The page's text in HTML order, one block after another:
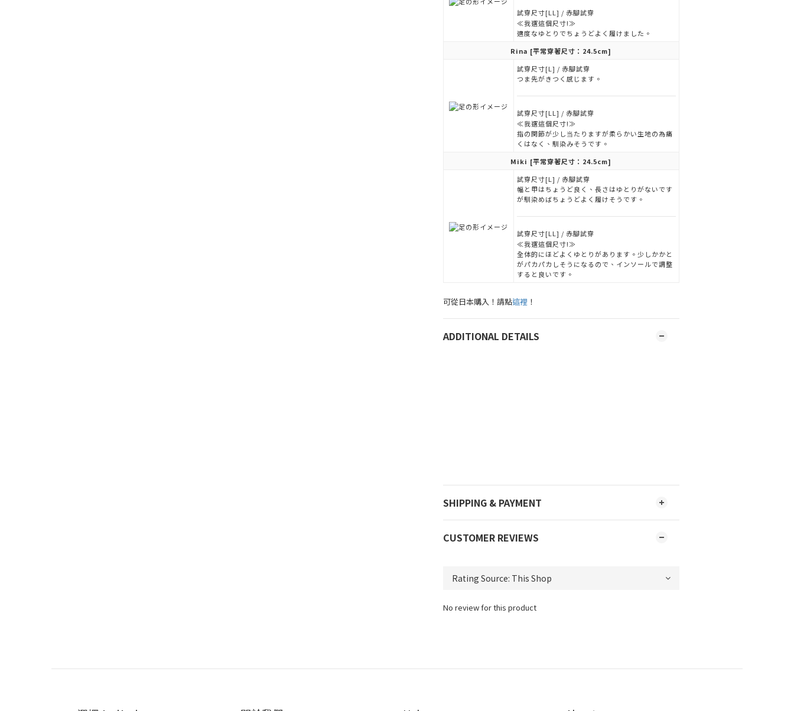
試穿尺寸[LL] / 赤腳試穿
≪我選這個尺寸!≫
適度なゆとりでちょうどよく履けました。
Rina [平常穿著尺寸：24.5cm]
試穿尺寸[L] / 赤腳試穿
つま先がきつく感じます。
試穿尺寸[LL] / 赤腳試穿
≪我選這個尺寸!≫
指の関節が少し当たりますが柔らかい生地の為痛
くはなく、馴染みそうです。
Miki [平常穿著尺寸：24.5cm]
試穿尺寸[L] / 赤腳試穿
幅と甲はちょうど良く、長さはゆとりがないです
が馴染めばちょうどよく履けそうです。
試穿尺寸[LL] / 赤腳試穿
≪我選這個尺寸!≫
全体的にほどよくゆとりがあります。少しかかと
がパカパカしそうになるので、インソールで調整
すると良いです。
可從日本購入！請點這裡 ！
ADDITIONAL DETAILS
SHIPPING & PAYMENT
CUSTOMER REVIEWS
No review for this product